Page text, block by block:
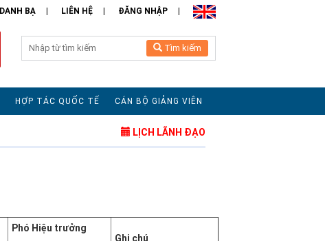
DANH BẠ LIÊN HỆ ĐĂNG NHẬP
Tìm kiếm
HỢP TÁC QUỐC TẾ CÁN BỘ GIẢNG VIÊN
LỊCH LÃNH ĐẠO
Phó Hiệu trưởng
Ghi chú